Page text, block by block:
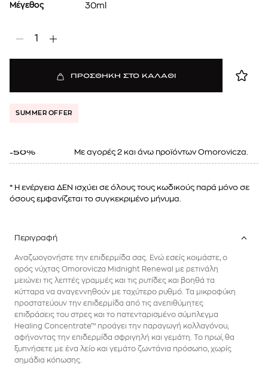
Μέγεθος 30ml
1
ΠΡΟΣΘΗΚΗ ΣΤΟ ΚΑΛΑΘΙ
SUMMER OFFER
-50% Mε αγορές 2 και άνω προϊόντων Omorovicza.
* Η ενέργεια ΔΕΝ ισχύει σε όλους τους κωδικούς παρά μόνο σε
όσους εμφανίζεται το συγκεκριμένο μήνυμα.
Περιγραφή
Αναζωογονήστε την επιδερμίδα σας. Ενώ εσείς κοιμάστε, ο
ορός νύχτας Omorovicza Midnight Renewal με ρετινάλη
μειώνει τις λεπτές γραμμές και τις ρυτίδες και βοηθά τα
κύτταρα να αναγεννηθούν με ταχύτερο ρυθμό. Τα μικροφύκη
προστατεύουν την επιδερμίδα από τις ανεπιθύμητες
επιδράσεις του στρες και το πατενταρισμένο σύμπλεγμα
Healing Concentrate™ προάγει την παραγωγή κολλαγόνου,
αφήνοντας την επιδερμίδα σφριγηλή και γεμάτη. Το πρωί, θα
ξυπνήσετε με ένα λείο και γεμάτο ζωντάνια πρόσωπο, χωρίς
σημάδια κόπωσης.